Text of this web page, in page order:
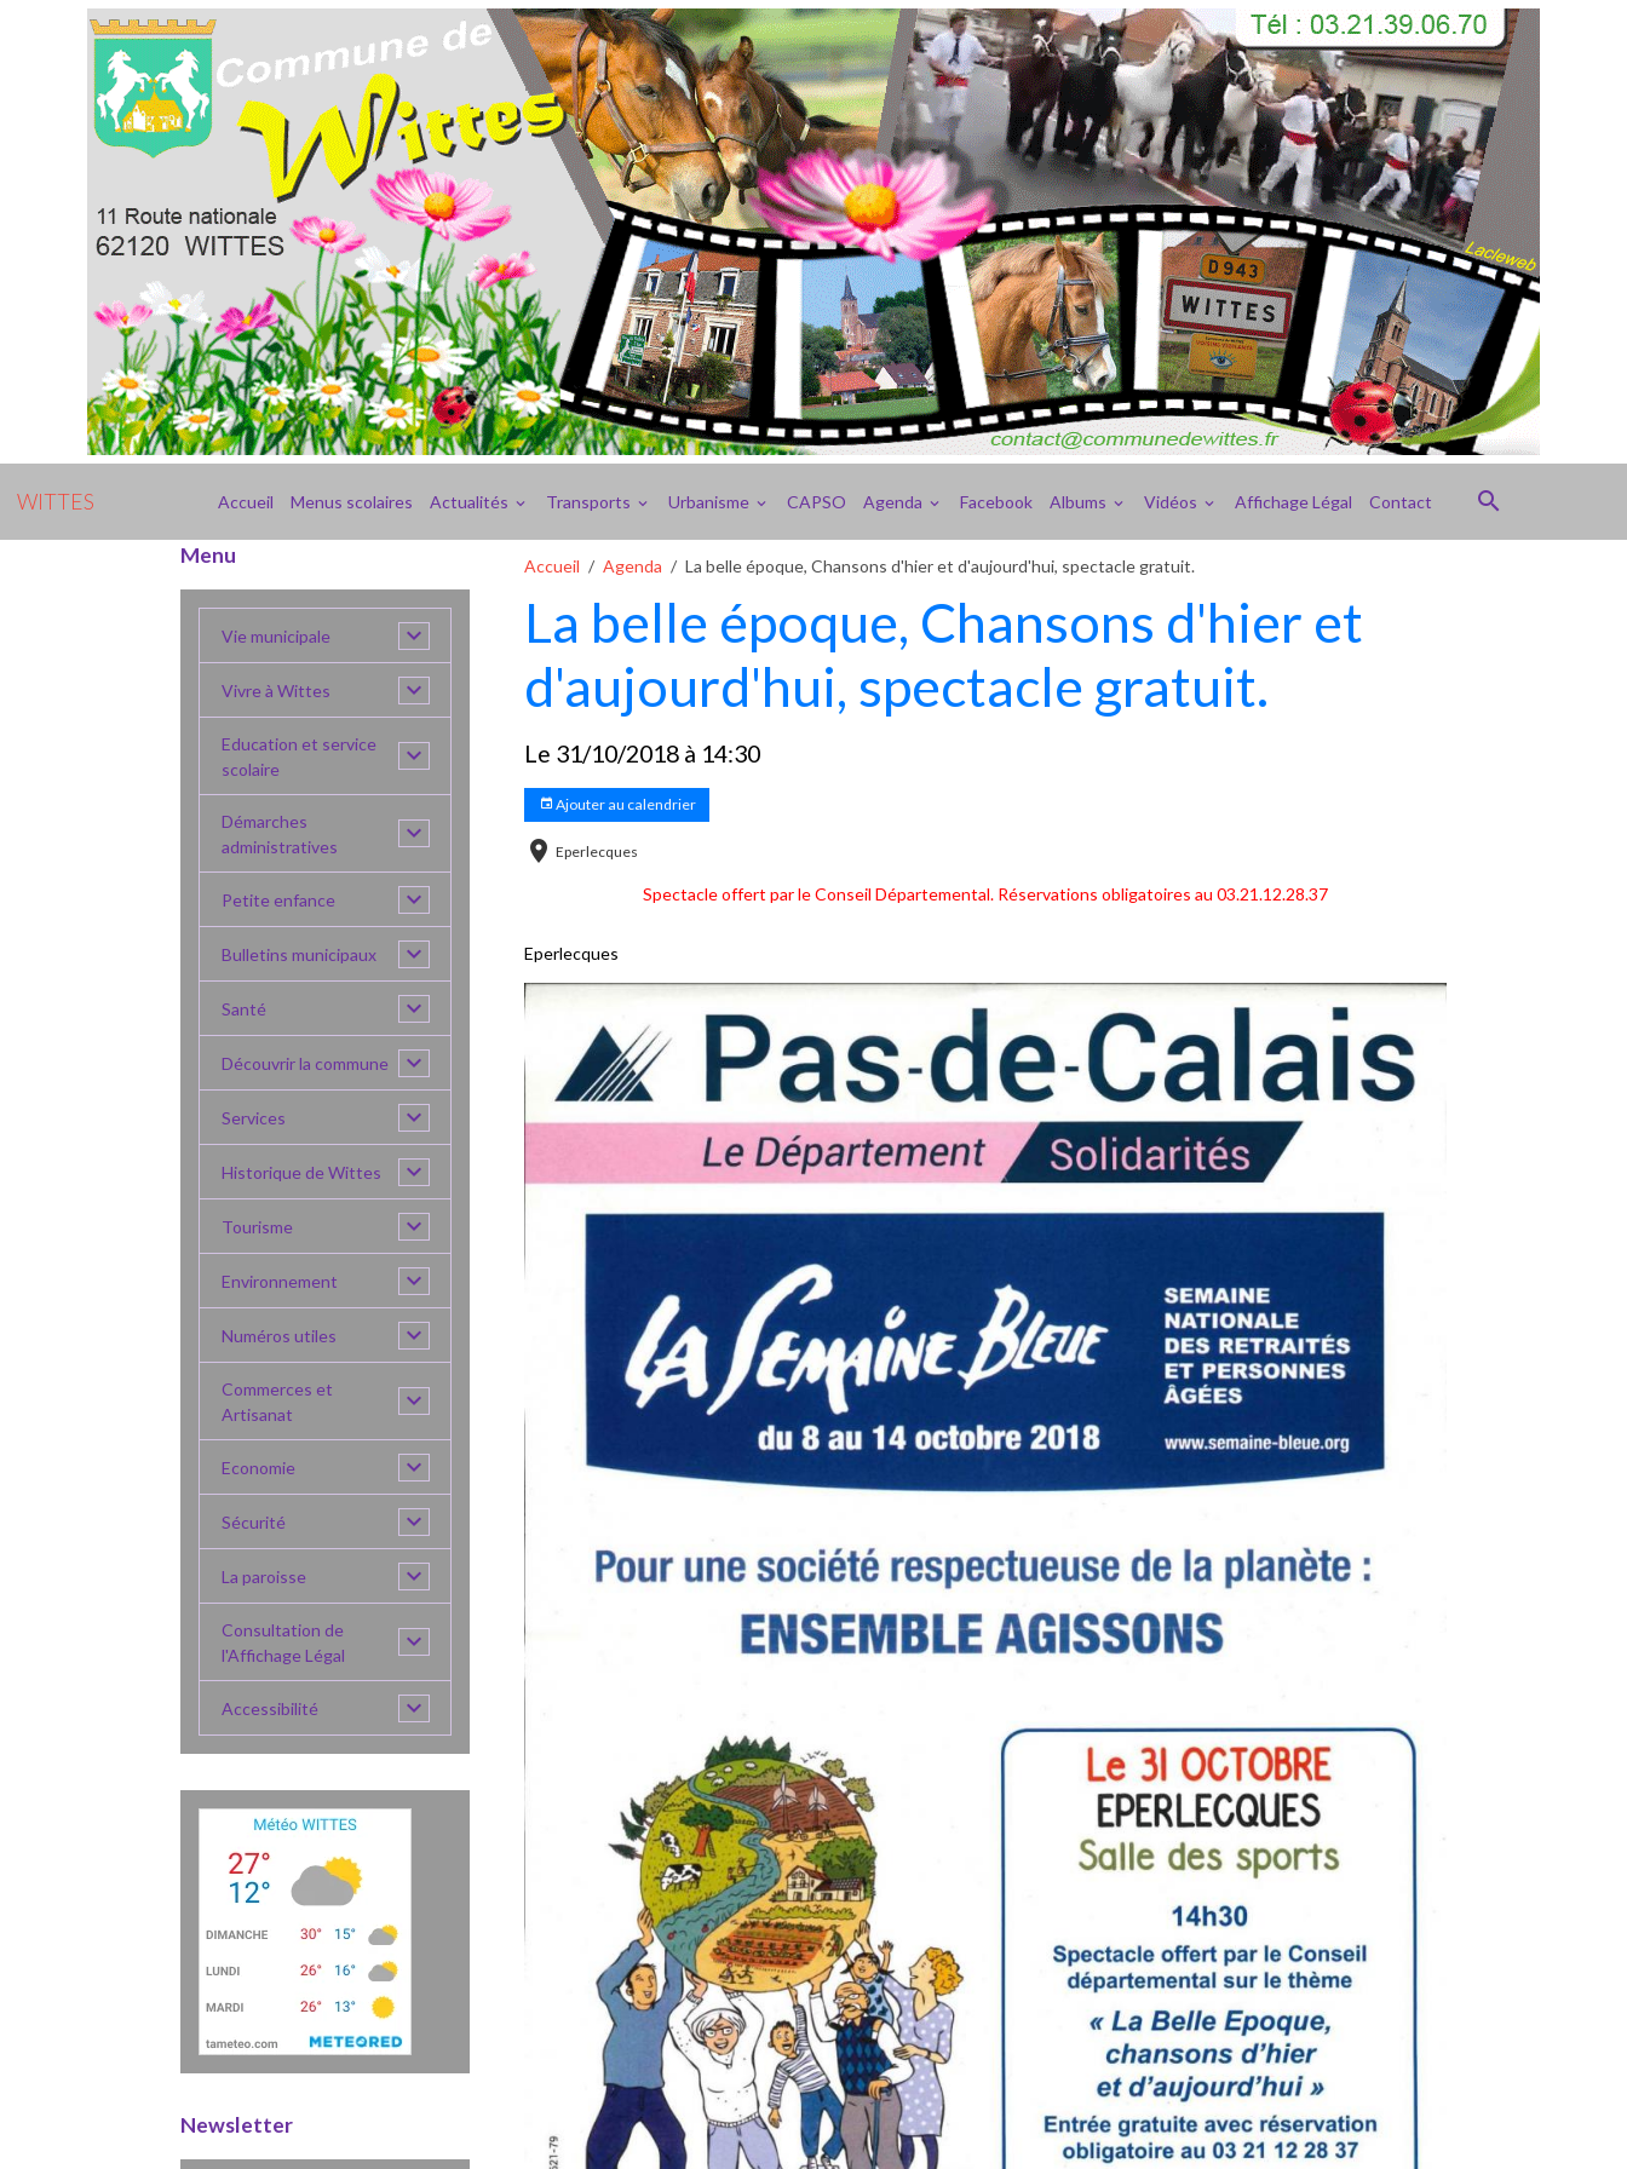
WITTES Accueil Menus scolaires Actualités Transports Urbanisme CAPSO Agenda Facebook Albums Vidéos Affichage Légal Contact
Accueil Agenda La belle époque, Chansons d'hier et d'aujourd'hui, spectacle gratuit.
La belle époque, Chansons d'hier et
d'aujourd'hui, spectacle gratuit.
Le 31/10/2018 à 14:30
Ajouter au calendrier
Eperlecques
Spectacle offert par le Conseil Départemental. Réservations obligatoires au 03.21.12.28.37
Eperlecques
Menu
Vie municipale
Vivre à Wittes
Education et service
scolaire
Démarches
administratives
Petite enfance
Bulletins municipaux
Santé
Découvrir la commune
Services
Historique de Wittes
Tourisme
Environnement
Numéros utiles
Commerces et
Artisanat
Economie
Sécurité
La paroisse
Consultation de
l'Affichage Légal
Accessibilité
Newsletter